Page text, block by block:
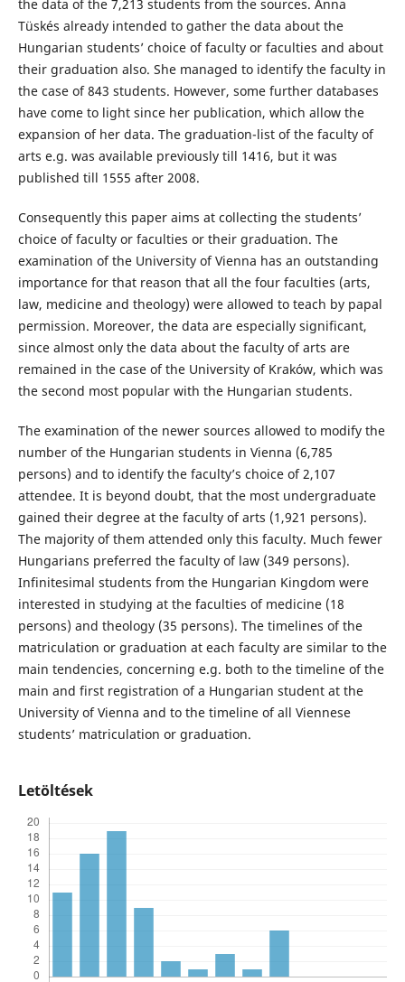
the data of the 7,213 students from the sources. Anna
Tüskés already intended to gather the data about the
Hungarian students’ choice of faculty or faculties and about
their graduation also. She managed to identify the faculty in
the case of 843 students. However, some further databases
have come to light since her publication, which allow the
expansion of her data. The graduation-list of the faculty of
arts e.g. was available previously till 1416, but it was
published till 1555 after 2008.
Consequently this paper aims at collecting the students’
choice of faculty or faculties or their graduation. The
examination of the University of Vienna has an outstanding
importance for that reason that all the four faculties (arts,
law, medicine and theology) were allowed to teach by papal
permission. Moreover, the data are especially significant,
since almost only the data about the faculty of arts are
remained in the case of the University of Kraków, which was
the second most popular with the Hungarian students.
The examination of the newer sources allowed to modify the
number of the Hungarian students in Vienna (6,785
persons) and to identify the faculty’s choice of 2,107
attendee. It is beyond doubt, that the most undergraduate
gained their degree at the faculty of arts (1,921 persons).
The majority of them attended only this faculty. Much fewer
Hungarians preferred the faculty of law (349 persons).
Infinitesimal students from the Hungarian Kingdom were
interested in studying at the faculties of medicine (18
persons) and theology (35 persons). The timelines of the
matriculation or graduation at each faculty are similar to the
main tendencies, concerning e.g. both to the timeline of the
main and first registration of a Hungarian student at the
University of Vienna and to the timeline of all Viennese
students’ matriculation or graduation.
Letöltések